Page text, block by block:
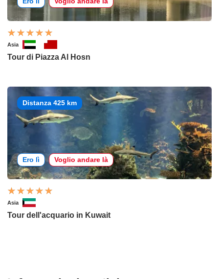
Asia
Tour di Piazza Al Hosn
Distanza 425 km
Ero lì Voglio andare là
Asia
Tour dell'acquario in Kuwait